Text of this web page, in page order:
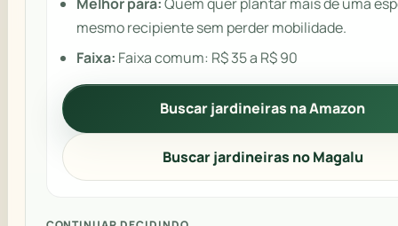
mesmo recipiente sem perder mobilidade.
Faixa: Faixa comum: R$ 35 a R$ 90
Buscar jardineiras na Amazon
Buscar jardineiras no Magalu